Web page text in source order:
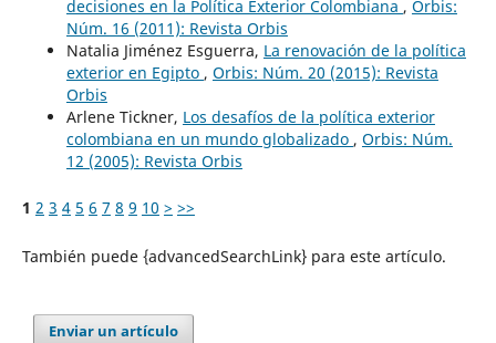
decisiones en la Política Exterior Colombiana , Orbis:
Núm. 16 (2011): Revista Orbis
Natalia Jiménez Esguerra, La renovación de la política
exterior en Egipto , Orbis: Núm. 20 (2015): Revista
Orbis
Arlene Tickner, Los desafíos de la política exterior
colombiana en un mundo globalizado , Orbis: Núm.
12 (2005): Revista Orbis
1 2 3 4 5 6 7 8 9 10 > >>
También puede {advancedSearchLink} para este artículo.
Enviar un artículo